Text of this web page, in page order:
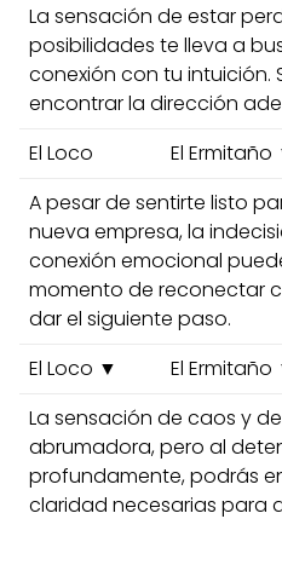
La sensación de estar
posibilidades te lleva a
conexión con tu intuición.
encontrar la dirección
El Loco
El Ermitaño
A pesar de sentirte listo
nueva empresa, la
conexión emocional
momento de reconectar
dar el siguiente paso.
El Loco ▼
El Ermitaño
La sensación de caos y
abrumadora, pero al
profundamente, podrás
claridad necesarias para